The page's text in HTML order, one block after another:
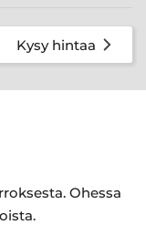
Kysy hintaa
Ohessa